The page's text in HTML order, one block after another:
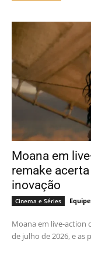
Moana em
remake
inovação
Cinema e Séries
Moana em live-action
de julho de 2026, e as